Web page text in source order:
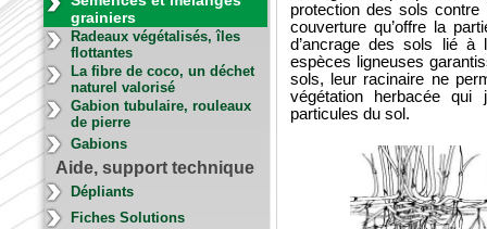
grainiers
Radeaux végétalisés, îles
flottantes
La fibre de coco, un déchet
naturel valorisé
Gabion tubulaire, rouleaux
de pierre
Gabions
Aide, support technique
Dépliants
Fiches Solutions
protection des sols contre
couverture qu’offre la
d’ancrage des sols lié à
espèces ligneuses
sols, leur racinaire ne
végétation herbacée qui
particules du sol.